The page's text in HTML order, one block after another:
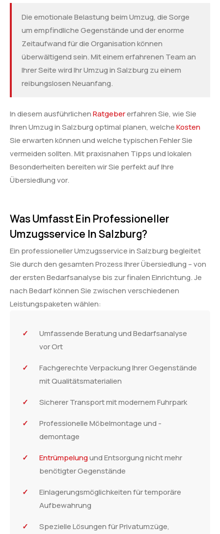
Die emotionale Belastung beim Umzug, die Sorge
um empfindliche Gegenstände und der enorme
Zeitaufwand für die Organisation können
überwältigend sein. Mit einem erfahrenen Team an
Ihrer Seite wird Ihr Umzug in Salzburg zu einem
reibungslosen Neuanfang.
In diesem ausführlichenRatgebererfahren Sie, wie Sie
Ihren Umzug in Salzburg optimal planen, welcheKosten
Sie erwarten können und welche typischen Fehler Sie
vermeiden sollten. Mit praxisnahen Tipps und lokalen
Besonderheiten bereiten wir Sie perfekt auf Ihre
Übersiedlung vor.
Was Umfasst Ein Professioneller
Umzugsservice In Salzburg?
Ein professioneller Umzugsservice in Salzburg begleitet
Sie durch den gesamten Prozess Ihrer Übersiedlung – von
der ersten Bedarfsanalyse bis zur finalen Einrichtung. Je
nach Bedarf können Sie zwischen verschiedenen
Leistungspaketen wählen:
Umfassende Beratung und Bedarfsanalyse
vor Ort
Fachgerechte Verpackung Ihrer Gegenstände
mit Qualitätsmaterialien
Sicherer Transport mit modernem Fuhrpark
Professionelle Möbelmontage und -
demontage
Entrümpelungund Entsorgung nicht mehr
benötigter Gegenstände
Einlagerungsmöglichkeiten für temporäre
Aufbewahrung
Spezielle Lösungen für Privatumzüge,